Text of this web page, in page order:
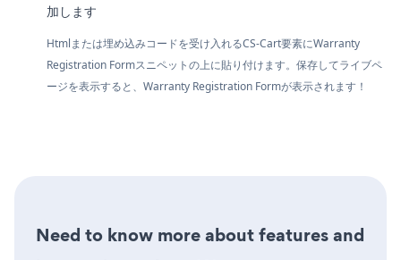
加します
Htmlまたは埋め込みコードを受け入れるCS-Cart要素にWarranty
Registration Formスニペットの上に貼り付けます。保存してライブペ
ージを表示すると、Warranty Registration Formが表示されます！
Need to know more about features and